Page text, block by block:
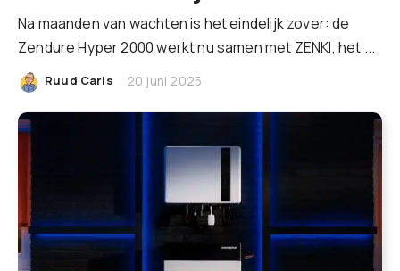
Na maanden van wachten is het eindelijk zover: de
Zendure Hyper 2000 werkt nu samen met ZENKI, het ...
Ruud Caris 20 juni 2025